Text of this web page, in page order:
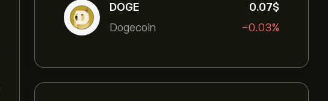
DOGE
Dogecoin
0.07‎$‎
-0.03%